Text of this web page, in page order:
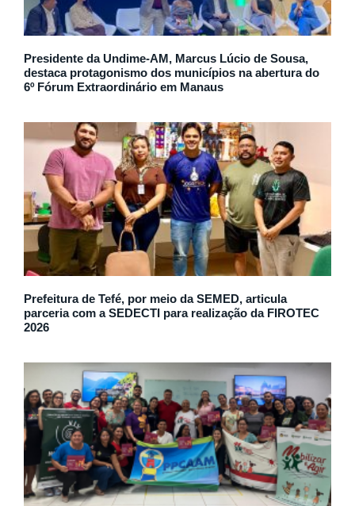
Presidente da Undime-AM, Marcus Lúcio de Sousa,
destaca protagonismo dos municípios na abertura do
6º Fórum Extraordinário em Manaus
Prefeitura de Tefé, por meio da SEMED, articula
parceria com a SEDECTI para realização da FIROTEC
2026